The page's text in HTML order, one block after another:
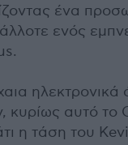
ένα
ενός
κυρίως αυτό το
η τάση του